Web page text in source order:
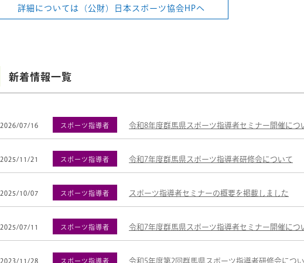
詳細については（公財）日本スポーツ協会HPへ
新着情報一覧
2026/07/16 スポーツ指導者 令和8年度群馬県スポーツ指導者セミナー開催につ
2025/11/21 スポーツ指導者 令和7年度群馬県スポーツ指導者研修会について
2025/10/07 スポーツ指導者 スポーツ指導者セミナーの概要を掲載しました
2025/07/11 スポーツ指導者 令和7年度群馬県スポーツ指導者セミナー開催につ
2023/11/28 スポーツ指導者 令和5年度第2回群馬県スポーツ指導者研修会につ